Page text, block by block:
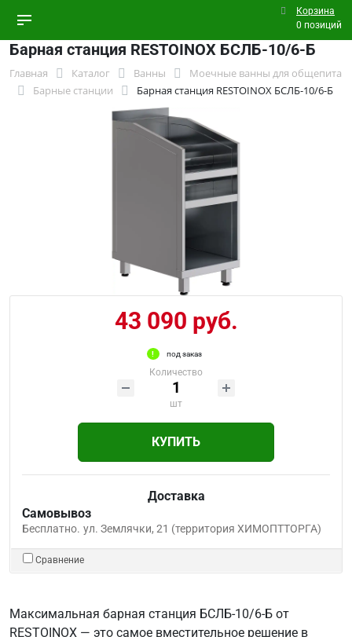
Корзина
0 позиций
Барная станция RESTOINOX БСЛБ-10/6-Б
Главная Каталог Ванны
Моечные ванны для общепита
Барные станции
Барная станция RESTOINOX БСЛБ-10/6-Б
43 090 руб.
под заказ
Количество
шт
КУПИТЬ
Доставка
Самовывоз
Бесплатно. ул. Землячки, 21 (территория ХИМОПТТОРГА)
Сравнение
Максимальная барная станция БСЛБ-10/6-Б от
RESTOINOX — это самое вместительное решение в